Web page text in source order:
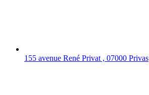
155 avenue René Privat , 07000 Privas